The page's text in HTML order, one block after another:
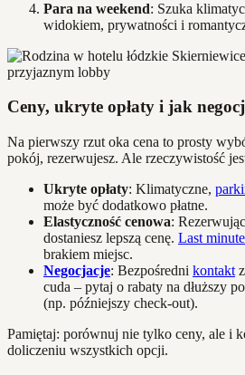
Para na weekend: Szuka
widokiem, prywatności i
Ceny, ukryte opłaty i jak
Na pierwszy rzut oka cena to prosty
pokój, rezerwujesz. Ale rzeczywistość
Ukryte opłaty: Klimatyczne,
może być dodatkowo płatne.
Elastyczność cenowa:
dostaniesz lepszą cenę. Last minute
brakiem miejsc.
Negocjacje: Bezpośredni kontakt
cuda – pytaj o rabaty na dłuższy
(np. późniejszy check-out).
Pamiętaj: porównuj nie tylko ceny, ale i
doliczeniu wszystkich opcji.